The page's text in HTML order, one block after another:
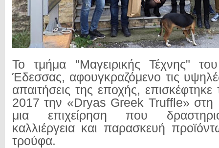
Το τμήμα "Μαγειρικής Τέχνης"
Έδεσσας, αφουγκραζόμενο τις
απαιτήσεις της εποχής,
2017 την «Dryas Greek Truffle» στη
μια επιχείρηση που
καλλιέργεια και παρασκευή
τρούφα.